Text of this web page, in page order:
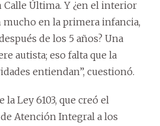
Última. Y ¿en el interior
mucho en la primera infancia,
de los 5 años? Una
autista; eso falta que la
entiendan”, cuestionó.
Ley 6103, que creó el
Atención Integral a los